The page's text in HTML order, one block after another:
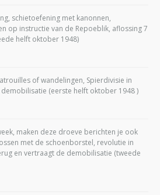
schietoefening met kanonnen,
op instructie van de Repoeblik, aflossing 7
helft oktober 1948)
of wandelingen, Spierdivisie in
(eerste helft oktober 1948 )
maken deze droeve berichten je ook
met de schoenborstel, revolutie in
en vertraagt de demobilisatie (tweede